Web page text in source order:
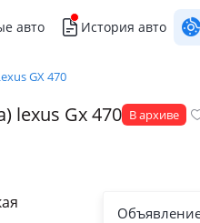
авто История авто
GX 470
lexus Gx 470 В архиве